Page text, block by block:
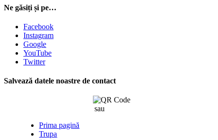
Ne găsiți și pe…
Facebook
Instagram
Google
YouTube
Twitter
Salvează datele noastre de contact
sau
Prima pagină
Trupa